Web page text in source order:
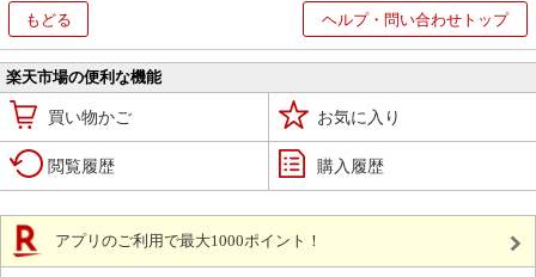
もどる ヘルプ・問い合わせトップ
楽天市場の便利な機能
買い物かご お気に入り
閲覧履歴 購入履歴
アプリのご利用で最大1000ポイント！